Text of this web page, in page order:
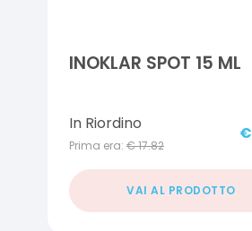
INOKLAR SPOT 15 ML
In Riordino
Prima era: €17.82
€
VAI AL PRODOTTO